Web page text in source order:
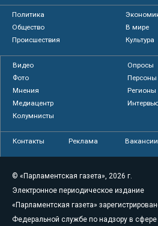
Политика
Общество
В мире
Происшествия
Культура
Видео
Опросы
Фото
Персоны
Мнения
Регионы
Медиацентр
Колумнисты
Контакты Реклама Вакансии
© «Парламентская газета», 2026 г.
Электронное периодическое издание
«Парламентская газета»
Федеральной службе по надзору в сфере